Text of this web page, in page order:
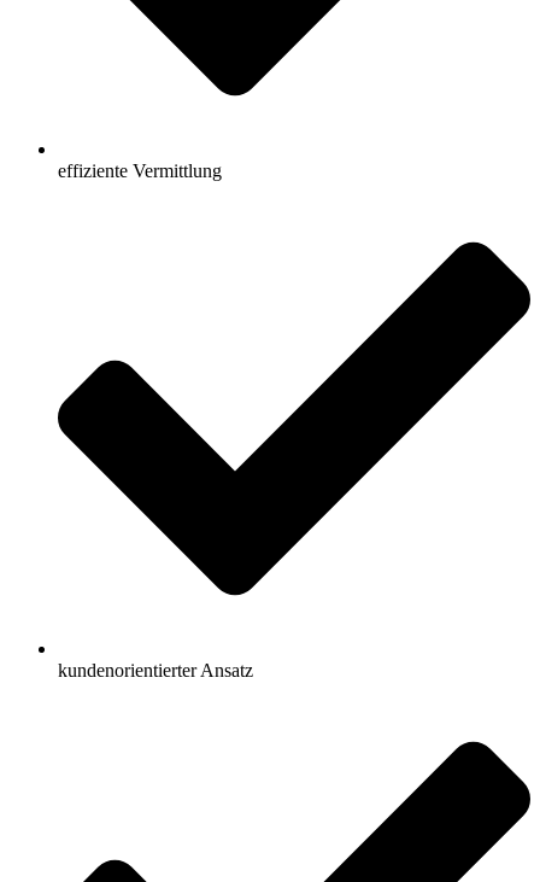
effiziente Vermittlung
kundenorientierter Ansatz